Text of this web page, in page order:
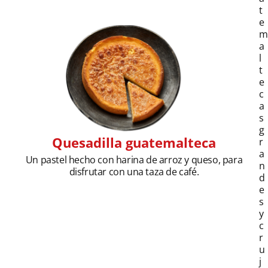
Quesadilla guatemalteca
Un pastel hecho con harina de arroz y queso, para
disfrutar con una taza de café.
t
e
m
a
l
t
e
c
a
s
g
r
a
n
d
e
s
y
c
r
u
j